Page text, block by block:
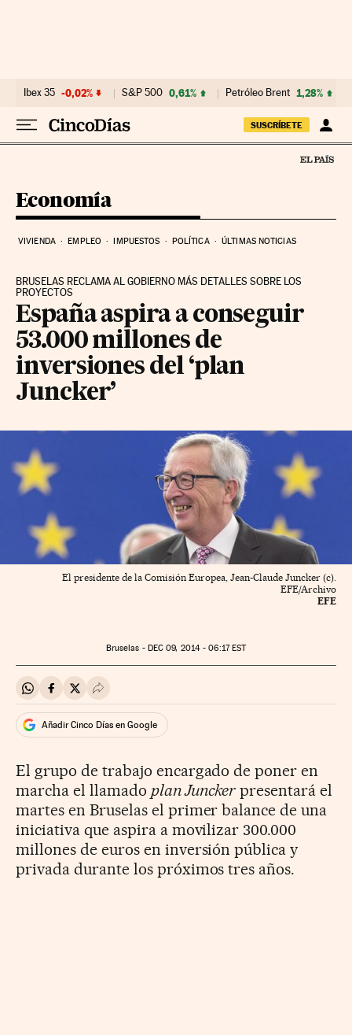
Ibex 35 -0,02% S&P 500 0,61% Petróleo Brent 1,28%
SUSCRÍBETE
Economía
VIVIENDA EMPLEO IMPUESTOS POLÍTICA ÚLTIMAS NOTICIAS
BRUSELAS RECLAMA AL GOBIERNO MÁS DETALLES SOBRE LOS
PROYECTOS
España aspira a conseguir
53.000 millones de
inversiones del ‘plan
Juncker’
El presidente de la Comisión Europea, Jean-Claude Juncker (c).
EFE/Archivo
EFE
Bruselas - DEC 09, 2014 - 06:17EST
Compartir en Whatsapp
Compartir en Facebook
Compartir en Twitter
Desplegar Redes Sociales
Añadir Cinco Días en Google
El grupo de trabajo encargado de poner en
marcha el llamado plan Juncker presentará el
martes en Bruselas el primer balance de una
iniciativa que aspira a movilizar 300.000
millones de euros en inversión pública y
privada durante los próximos tres años.